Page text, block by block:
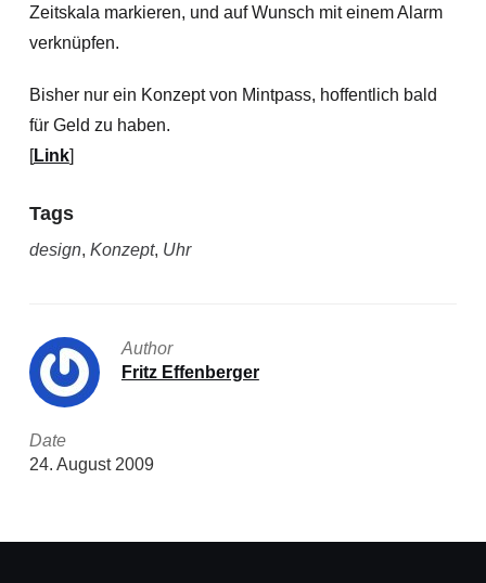
Zeitskala markieren, und auf Wunsch mit einem Alarm
verknüpfen.
Bisher nur ein Konzept von Mintpass, hoffentlich bald
für Geld zu haben.
[Link]
Tags
design, Konzept, Uhr
Author
Fritz Effenberger
Date
24. August 2009